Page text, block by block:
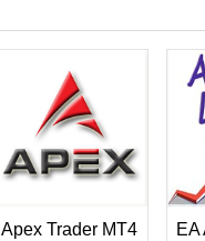
Apex Trader MT4